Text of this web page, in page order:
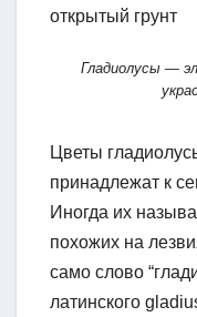
Гладиолусы —
Цветы
принадлежат к
Иногда их
похожих на
само слово
латинского